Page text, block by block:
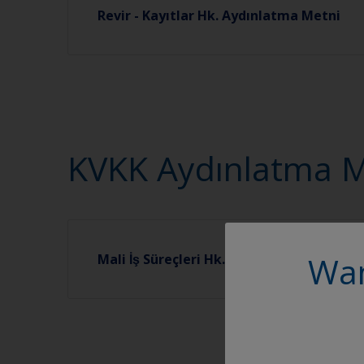
Revir - Kayıtlar Hk. Aydınlatma Metni
KVKK Aydınlatma
Mali İş Süreçleri Hk. Aydınlatma Metni